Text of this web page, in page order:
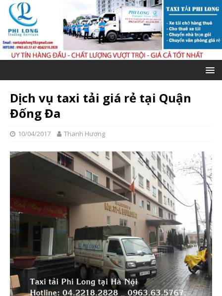
Dịch vụ taxi tải giá rẻ tại Quận
Đống Đa
10/04/2017 Thanh Hương